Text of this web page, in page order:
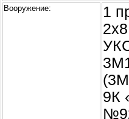
Вооружение:
1
9К